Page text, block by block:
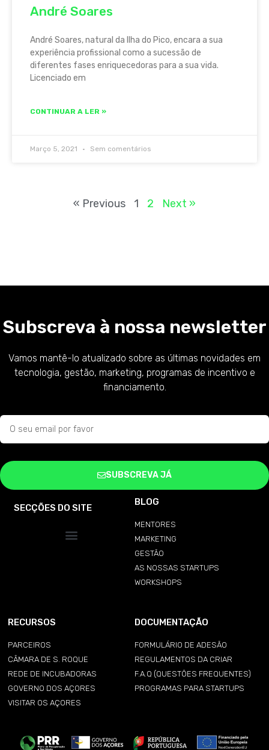
André Soares
André Soares, natural da Ilha do Pico, encara a sua
experiência profissional como a sucessão de
diferentes fases enriquecedoras para a sua vida.
Licenciado em
CONTINUAR A LER »
Março 5, 2021 Sem comentários
« Previous 1 2 Next »
Subscreva à nossa newsletter
Vamos mantê-lo atualizado sobre as últimas novidades em
tecnologia, gestão, marketing, programas de incentivo e
financiamento.
SUBSCREVA JÁ
SECÇÕES DO SITE
BLOG
MENTORES
MARKETING
GESTÃO
AS NOSSAS STARTUPS
WORKSHOPS
RECURSOS
PARCEIROS
CÂMARA DE S. ROQUE
REDE DE INCUBADORAS
GOVERNO DOS AÇORES
VISITAR OS AÇORES
DOCUMENTAÇÃO
FORMULÁRIO DE ADESÃO
REGULAMENTOS DA CRIAR
F.A.Q (QUESTÕES FREQUENTES)
PROGRAMAS PARA STARTUPS